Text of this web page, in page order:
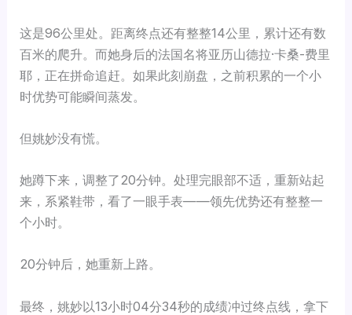
这是96公里处。距离终点还有整整14公里，累计还有数
百米的爬升。而她身后的法国名将亚历山德拉·卡桑-费里
耶，正在拼命追赶。如果此刻崩盘，之前积累的一个小
时优势可能瞬间蒸发。
但姚妙没有慌。
她蹲下来，调整了20分钟。处理完眼部不适，重新站起
来，系紧鞋带，看了一眼手表——领先优势还有整整一
个小时。
20分钟后，她重新上路。
最终，姚妙以13小时04分34秒的成绩冲过终点线，拿下